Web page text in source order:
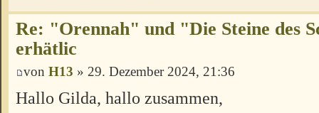
Re: "Orennah" und "Die Steine des
erhätlic
von H13 » 29. Dezember 2024, 21:36
Hallo Gilda, hallo zusammen,